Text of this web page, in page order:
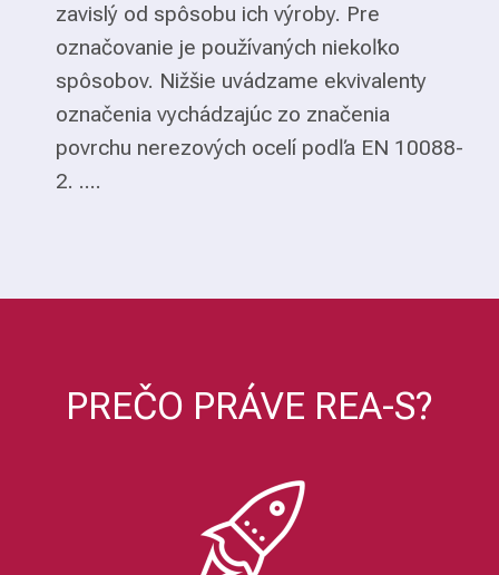
zavislý od spôsobu ich výroby. Pre
označovanie je používaných niekoľko
spôsobov. Nižšie uvádzame ekvivalenty
označenia vychádzajúc zo značenia
povrchu nerezových ocelí podľa EN 10088-
2. ....
PREČO PRÁVE REA-S?